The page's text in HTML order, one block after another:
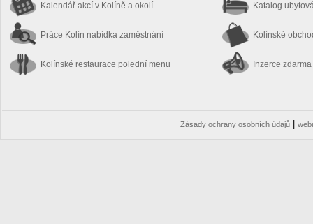
Kalendář akcí v Kolíně a okolí
Práce Kolín nabídka zaměstnání
Kolínské restaurace polední menu
Katalog
Kolínské
Inzerce zdarma
Zásady ochrany osobních údajů